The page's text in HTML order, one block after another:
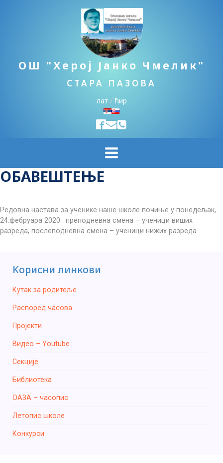
ОШ "Херој Јанко Чмелик"
СТАРА ПАЗОВА
лат/ћир
ОБАВЕШТЕЊЕ
Редовна настава за ученике наше школе почиње у понедељак,
24.фебруара 2020 : преподневна смена – ученици виших
разреда, послеподневна смена – ученици нижих разреда.
Kорисни линкови
Кутак за родитеље
Распоред часова
Пројекти
Видео – Youtube
Секције
Библиотека
ОАЗА – часопис
Летопис школе
Конкурси